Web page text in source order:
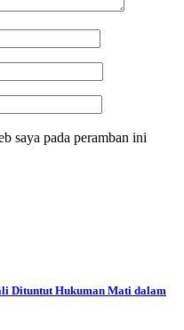
saya pada peramban ini
Dituntut Hukuman Mati dalam